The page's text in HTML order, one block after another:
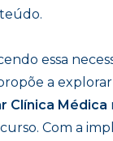
essa
a explorar
Clínica Médica
Com a